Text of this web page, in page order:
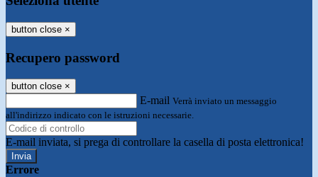
button close ×
Recupero password
button close ×
E-mail Verrà inviato un messaggio
all'indirizzo indicato con le istruzioni necessarie.
E-mail inviata, si prega di controllare la casella di posta elettronica!
Errore